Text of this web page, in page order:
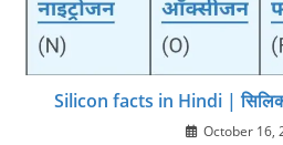
Silicon facts in Hindi |
October 16,